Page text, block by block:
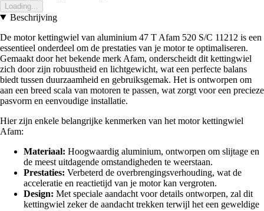
Loading...
Beschrijving
De motor kettingwiel van aluminium 47 T Afam 520 S/C 11212 is een
essentieel onderdeel om de prestaties van je motor te optimaliseren.
Gemaakt door het bekende merk Afam, onderscheidt dit kettingwiel
zich door zijn robuustheid en lichtgewicht, wat een perfecte balans
biedt tussen duurzaamheid en gebruiksgemak. Het is ontworpen om
aan een breed scala van motoren te passen, wat zorgt voor een precieze
pasvorm en eenvoudige installatie.
Hier zijn enkele belangrijke kenmerken van het motor kettingwiel
Afam:
Materiaal: Hoogwaardig aluminium, ontworpen om slijtage en
de meest uitdagende omstandigheden te weerstaan.
Prestaties: Verbeterd de overbrengingsverhouding, wat de
acceleratie en reactietijd van je motor kan vergroten.
Design: Met speciale aandacht voor details ontworpen, zal dit
kettingwiel zeker de aandacht trekken terwijl het een geweldige